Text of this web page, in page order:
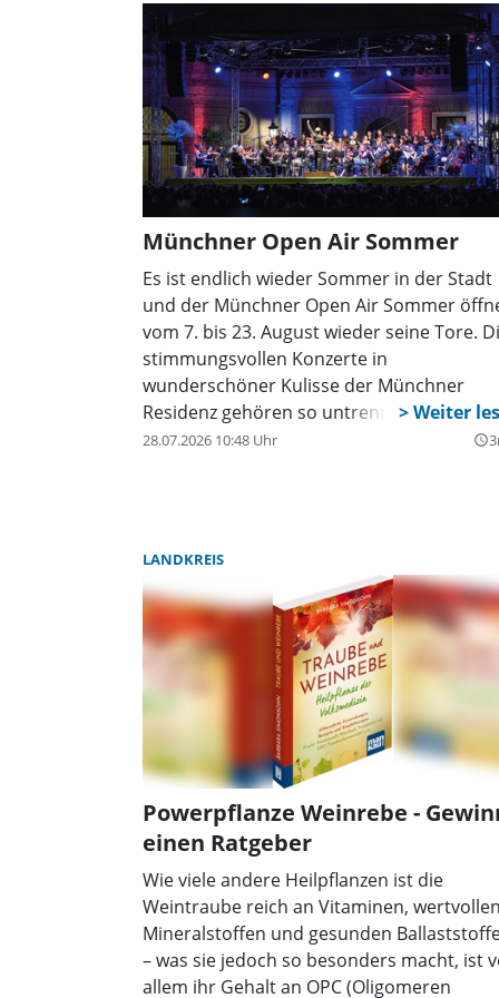
Münchner Open Air Sommer
Es ist endlich wieder Sommer in der Stadt
und der Münchner Open Air Sommer
vom 7. bis 23. August wieder seine Tore.
stimmungsvollen Konzerte in
wunderschöner Kulisse der Münchner
Residenz gehören so untrennbar zum
Münchner Sommer wie Isar, Bier und
28.07.2026 10:48 Uhr query_builder
LANDKREIS
Powerpflanze Weinrebe -
einen Ratgeber
Wie viele andere Heilpflanzen ist die
Weintraube reich an Vitaminen, wertvollen
Mineralstoffen und gesunden
– was sie jedoch so besonders macht, ist
allem ihr Gehalt an OPC (Oligomeren